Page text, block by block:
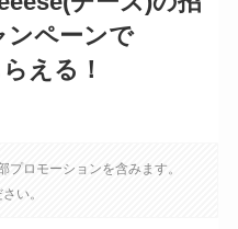
ンペーンで
える！
プロモーションを含みます。
い。